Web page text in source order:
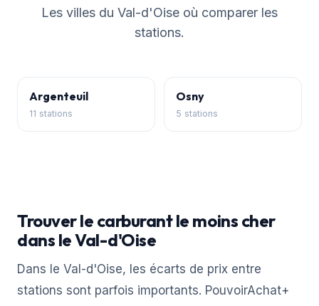
Les villes du Val-d'Oise où comparer les
stations.
Argenteuil
11 stations
Osny
5 stations
Trouver le carburant le moins cher
dans le Val-d'Oise
Dans le Val-d'Oise, les écarts de prix entre
stations sont parfois importants. PouvoirAchat+